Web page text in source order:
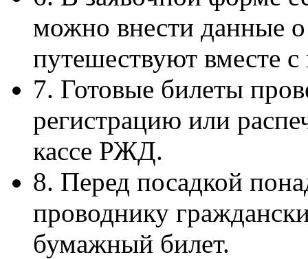
можно внести данные о
путешествуют вместе
7. Готовые билеты
регистрацию или
кассе РЖД.
8. Перед посадкой
проводнику
бумажный билет.